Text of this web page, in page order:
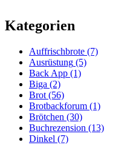
Kategorien
Auffrischbrote (7)
Ausrüstung (5)
Back App (1)
Biga (2)
Brot (56)
Brotbackforum (1)
Brötchen (30)
Buchrezension (13)
Dinkel (7)